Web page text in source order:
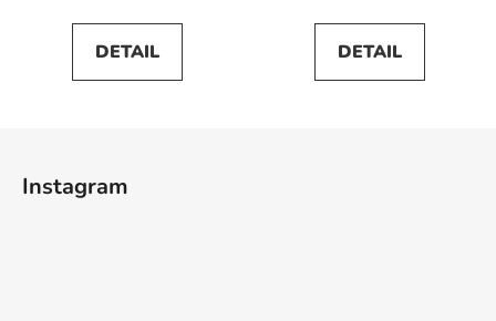
DETAIL DETAIL
Instagram